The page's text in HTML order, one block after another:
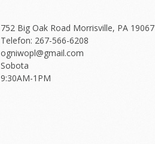
752 Big Oak Road Morrisville, PA 19067
Telefon: 267-566-6208
ogniwopl@gmail.com
Sobota
9:30AM-1PM